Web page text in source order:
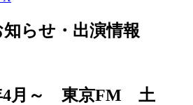
知らせ・出演情報
4月～ 東京FM 土